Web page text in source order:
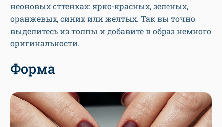
неоновых оттенках: ярко-красных, зеленых,
оранжевых, синих или желтых. Так вы точно
выделитесь из толпы и добавите в образ немного
оригинальности.
Форма